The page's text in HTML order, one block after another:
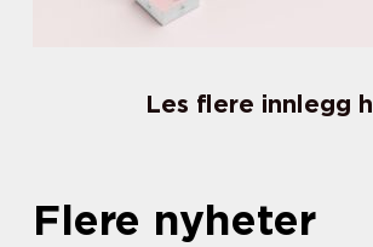
Les flere innlegg
Flere nyheter